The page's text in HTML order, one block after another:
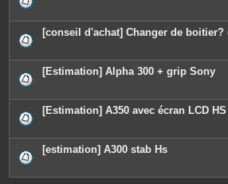
[conseil d'achat] Changer de boitier?
[Estimation] Alpha 300 + grip Sony
[Estimation] A350 avec écran LCD HS
[estimation] A300 stab Hs